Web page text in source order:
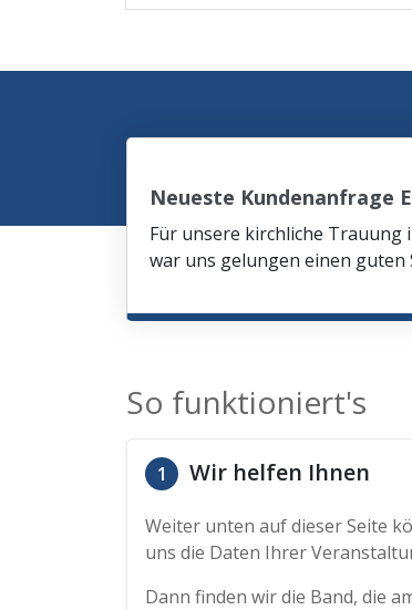
Neueste Kundenanfrage
Für unsere kirchliche Trauung
war uns gelungen einen guten
So funktioniert's
1 Wir helfen Ihnen
Weiter unten auf dieser Seite
uns die Daten Ihrer
Dann finden wir die Band, die